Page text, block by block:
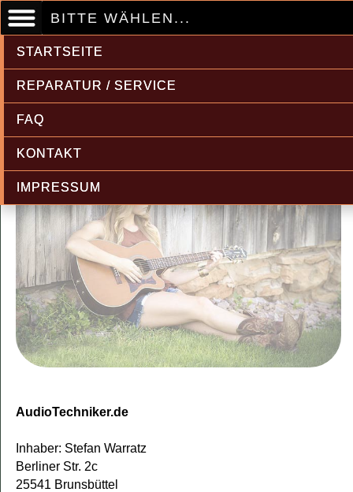
BITTE WÄHLEN...
STARTSEITE
REPARATUR / SERVICE
FAQ
KONTAKT
IMPRESSUM
AudioTechniker.de
Inhaber: Stefan Warratz
Berliner Str. 2c
25541 Brunsbüttel